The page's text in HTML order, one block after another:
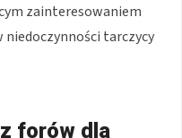
zainteresowaniem
tarczycy
forów dla